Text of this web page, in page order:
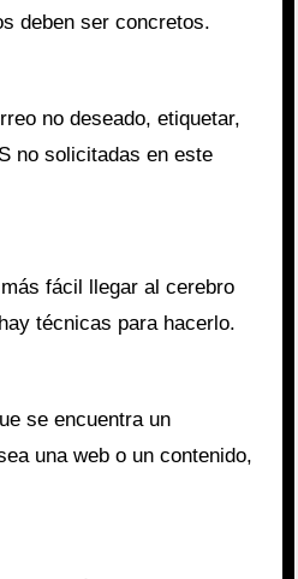
deben ser concretos.
no deseado, etiquetar,
no solicitadas en este
fácil llegar al cerebro
técnicas para hacerlo.
se encuentra un
una web o un contenido,